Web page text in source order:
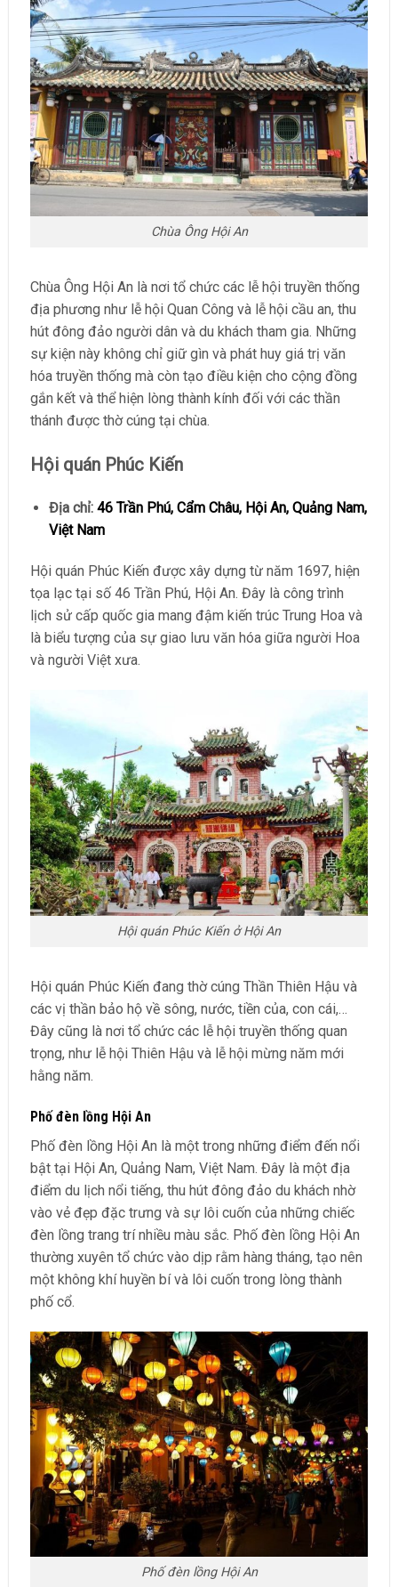
Chùa Ông Hội An
Chùa Ông Hội An là nơi tổ chức các lễ hội truyền thống
địa phương như lễ hội Quan Công và lễ hội cầu an, thu
hút đông đảo người dân và du khách tham gia. Những
sự kiện này không chỉ giữ gìn và phát huy giá trị văn
hóa truyền thống mà còn tạo điều kiện cho cộng đồng
gắn kết và thể hiện lòng thành kính đối với các thần
thánh được thờ cúng tại chùa.
Hội quán Phúc Kiến
Địa chỉ: 46 Trần Phú, Cẩm Châu, Hội An, Quảng Nam,
Việt Nam
Hội quán Phúc Kiến được xây dựng từ năm 1697, hiện
tọa lạc tại số 46 Trần Phú, Hội An. Đây là công trình
lịch sử cấp quốc gia mang đậm kiến trúc Trung Hoa và
là biểu tượng của sự giao lưu văn hóa giữa người Hoa
và người Việt xưa.
Hội quán Phúc Kiến ở Hội An
Hội quán Phúc Kiến đang thờ cúng Thần Thiên Hậu và
các vị thần bảo hộ về sông, nước, tiền của, con cái,…
Đây cũng là nơi tổ chức các lễ hội truyền thống quan
trọng, như lễ hội Thiên Hậu và lễ hội mừng năm mới
hằng năm.
Phố đèn lồng Hội An
Phố đèn lồng Hội An là một trong những điểm đến nổi
bật tại Hội An, Quảng Nam, Việt Nam. Đây là một địa
điểm du lịch nổi tiếng, thu hút đông đảo du khách nhờ
vào vẻ đẹp đặc trưng và sự lôi cuốn của những chiếc
đèn lồng trang trí nhiều màu sắc. Phố đèn lồng Hội An
thường xuyên tổ chức vào dịp rằm hàng tháng, tạo nên
một không khí huyền bí và lôi cuốn trong lòng thành
phố cổ.
Phố đèn lồng Hội An